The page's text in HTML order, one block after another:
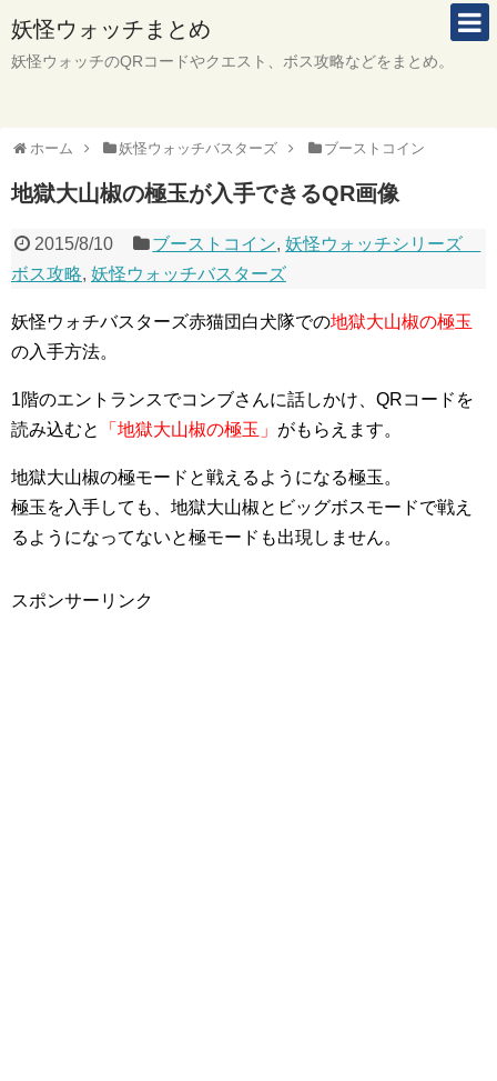
妖怪ウォッチまとめ
妖怪ウォッチのQRコードやクエスト、ボス攻略などをまとめ。
ホーム 妖怪ウォッチバスターズ ブーストコイン
地獄大山椒の極玉が入手できるQR画像
2015/8/10 ブーストコイン,妖怪ウォッチシリーズ
ボス攻略, 妖怪ウォッチバスターズ
妖怪ウォチバスターズ赤猫団白犬隊での地獄大山椒の極玉
の入手方法。
1階のエントランスでコンブさんに話しかけ、QRコードを
読み込むと
「地獄大山椒の極玉」 がもらえます。
地獄大山椒の極モードと戦えるようになる極玉。
極玉を入手しても、地獄大山椒とビッグボスモードで戦え
るようになってないと極モードも出現しません。
スポンサーリンク